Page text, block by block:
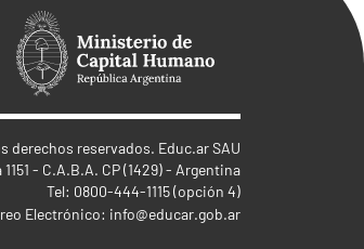
derechos reservados. Educ.ar SAU
- C.A.B.A. CP (1429) - Argentina
Tel: 0800-444-1115 (opción 4)
Electrónico: info@educar.gob.ar